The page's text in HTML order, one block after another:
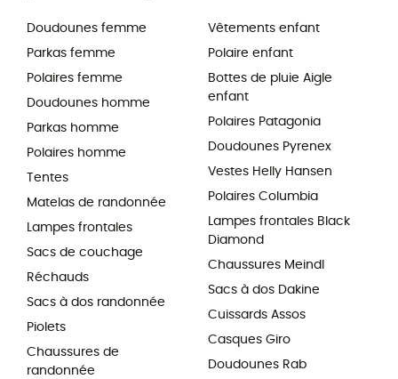
Doudounes femme
Parkas femme
Polaires femme
Doudounes homme
Parkas homme
Polaires homme
Tentes
Matelas de randonnée
Lampes frontales
Sacs de couchage
Réchauds
Sacs à dos randonnée
Piolets
Chaussures de
randonnée
Vêtements enfant
Polaire enfant
Bottes de pluie Aigle
enfant
Polaires Patagonia
Doudounes Pyrenex
Vestes Helly Hansen
Polaires Columbia
Lampes frontales Black
Diamond
Chaussures Meindl
Sacs à dos Dakine
Cuissards Assos
Casques Giro
Doudounes Rab